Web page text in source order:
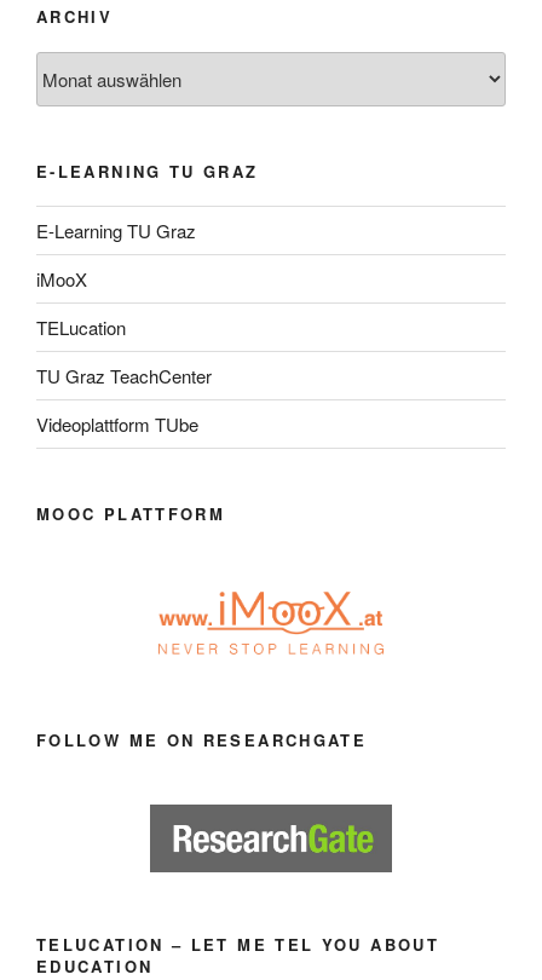
ARCHIV
E-LEARNING TU GRAZ
E-Learning TU Graz
iMooX
TELucation
TU Graz TeachCenter
Videoplattform TUbe
MOOC PLATTFORM
FOLLOW ME ON RESEARCHGATE
TELUCATION – LET ME TEL YOU ABOUT
EDUCATION